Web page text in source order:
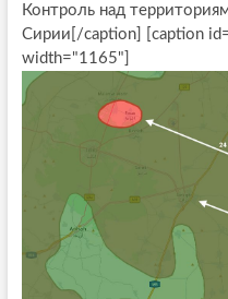
Контроль над
Сирии[/caption] [caption
width="1165"]